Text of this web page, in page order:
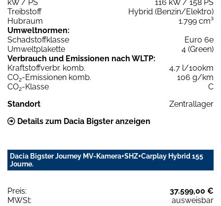
kW / PS
116 kW / 158 PS
Treibstoff
Hybrid (Benzin/Elektro)
Hubraum
1.799 cm³
Umweltnormen:
Schadstoffklasse
Euro 6e
Umweltplakette
4 (Green)
Verbrauch und Emissionen nach WLTP:
Kraftstoffverbr. komb.
4,7 l/100km
CO2-Emissionen komb.
106 g/km
CO2-Klasse
C
Standort
Zentrallager
Details zum Dacia Bigster anzeigen
Dacia Bigster Journey MV-Kamera+SHZ+Carplay Hybrid 155
Journe.
Preis:
37.599,00 €
MWSt:
ausweisbar